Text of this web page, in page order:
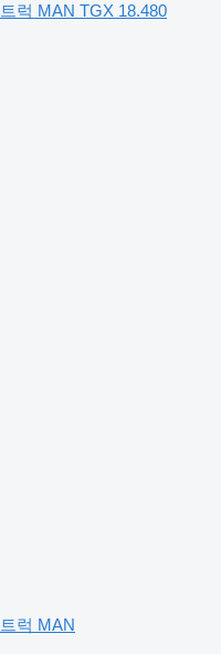
럭 MAN TGX 18.480
럭 MAN